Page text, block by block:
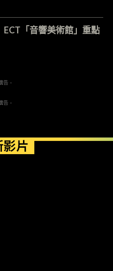
ECT「音響美術館」重點
告 -
告 -
片